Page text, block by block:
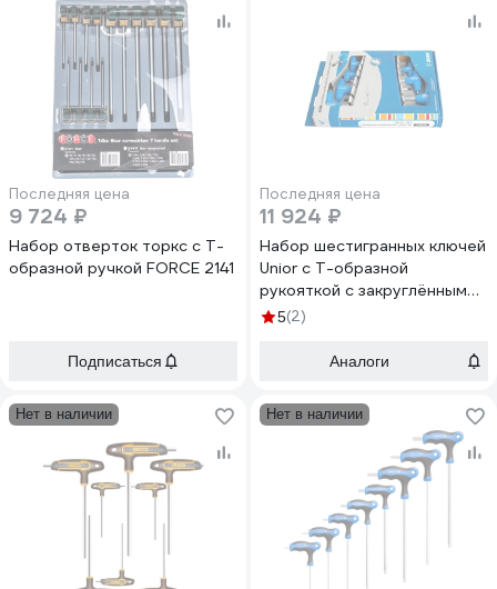
Последняя цена
9 724 ₽
Набор отверток торкс с Т-
образной ручкой FORCE 2141
Подписаться
Последняя цена
11 924 ₽
Набор шестигранных ключей
Unior с Т-образной
рукояткой с закруглённым
жалом 7 предметов 2,5-10
5(2)
Аналоги
Нет в наличии Нет в наличии